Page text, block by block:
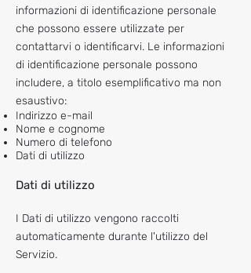
informazioni di identificazione personale
che possono essere utilizzate per
contattarvi o identificarvi. Le informazioni
di identificazione personale possono
includere, a titolo esemplificativo ma non
esaustivo:
Indirizzo e-mail
Nome e cognome
Numero di telefono
Dati di utilizzo
Dati di utilizzo
I Dati di utilizzo vengono raccolti
automaticamente durante l'utilizzo del
Servizio.